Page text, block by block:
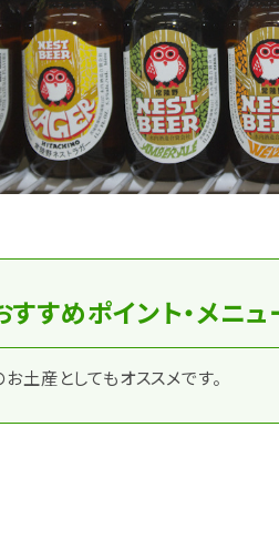
すすめポイント・メニュ
土産としてもオススメです。